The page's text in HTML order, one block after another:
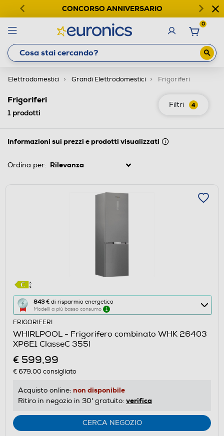
CONCORSO ANNIVERSARIO
0
Elettrodomestici Grandi Elettrodomestici Frigoriferi
Filtri 4
Frigoriferi
1prodotti
Informazioni sui prezzi e prodotti visualizzati
Ordina per:
843 € di risparmio energetico
Modelli a più basso consumo 1
Questa
azione
aprirà
il
Calcolatore
di
risparmio
energetico
di
FRIGORIFERI
WHIRLPOOL - Frigorifero combinato WHK 26403
XP6E1 ClasseC 355l
€ 599,99
€ 679,00consigliato
Acquisto online: non disponibile
Ritiro in negozio in 30' gratuito: verifica
CERCA NEGOZIO